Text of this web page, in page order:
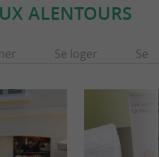
ALENTOURS
Se loger Se